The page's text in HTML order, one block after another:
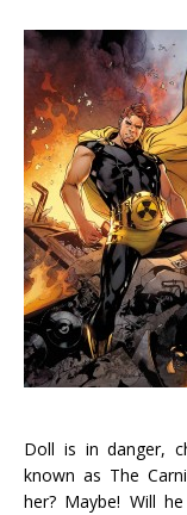
Doll is in danger,
known as The
her? Maybe! Will